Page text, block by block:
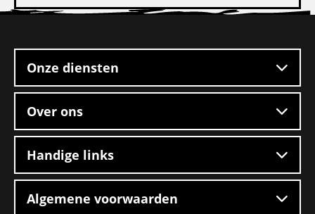
Reachtruckchauffeur
–
Helmond
footer
Onze diensten
Over ons
Handige links
Algemene voorwaarden